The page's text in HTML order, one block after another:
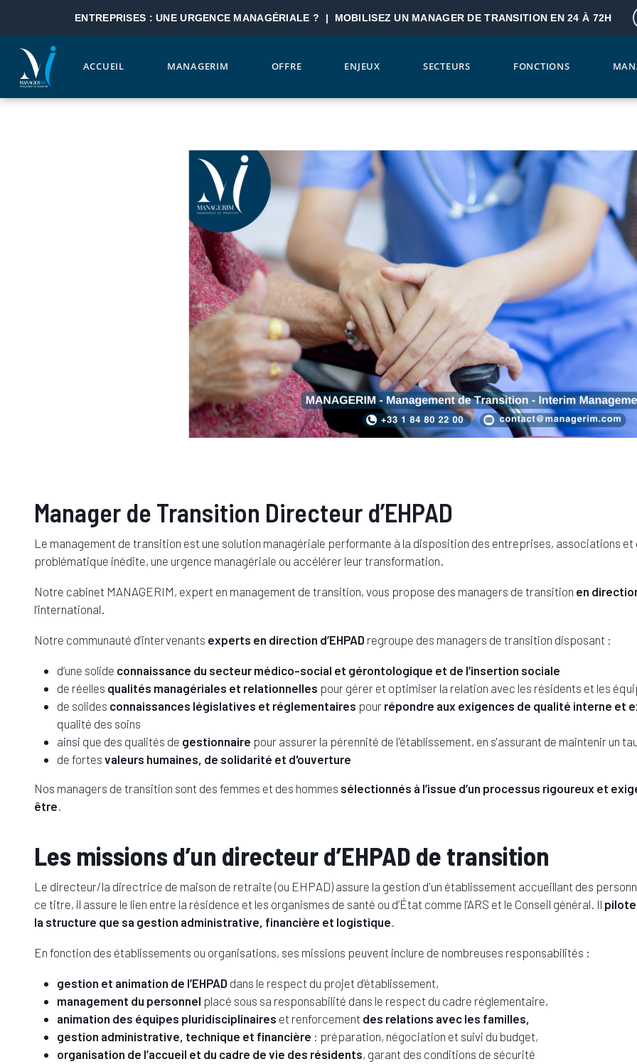
ENTREPRISES : UNE URGENCE MANAGÉRIALE ? | MOBILISEZ UN MANAGER DE TRANSITION EN 24 À 72H
Aller au contenu principal
ACCUEIL MANAGERIM OFFRE ENJEUX SECTEURS FONCTIONS
Manager de Transition Directeur d’EHPAD
Le management de transition est une solution managériale performante à la disposition des entreprises, associations
problématique inédite, une urgence managériale ou accélérer leur transformation.
Notre cabinet MANAGERIM, expert en management de transition, vous propose des managers de transition en
l’international.
Notre communauté d’intervenants experts en direction d’EHPAD regroupe des managers de transition disposant :
d’une solide connaissance du secteur médico-social et gérontologique et de l’insertion sociale
de réelles qualités managériales et relationnelles pour gérer et optimiser la relation avec les résidents et les
de solides connaissances législatives et réglementaires pour répondre aux exigences de qualité interne et
qualité des soins
ainsi que des qualités de gestionnaire pour assurer la pérennité de l'établissement, en s'assurant de maintenir un
de fortes valeurs humaines, de solidarité et d'ouverture
Nos managers de transition sont des femmes et des hommes sélectionnés à l’issue d’un processus rigoureux et
être.
Les missions d’un directeur d’EHPAD de transition
Le directeur/la directrice de maison de retraite (ou EHPAD) assure la gestion d'un établissement accueillant des
ce titre, il assure le lien entre la résidence et les organismes de santé ou d’État comme l’ARS et le Conseil général. Il pilote
la structure que sa gestion administrative, financière et logistique.
En fonction des établissements ou organisations, ses missions peuvent inclure de nombreuses responsabilités :
gestion et animation de l’EHPAD dans le respect du projet d’établissement,
management du personnel placé sous sa responsabilité dans le respect du cadre réglementaire,
animation des équipes pluridisciplinaires et renforcement des relations avec les familles,
gestion administrative, technique et financière : préparation, négociation et suivi du budget,
organisation de l’accueil et du cadre de vie des résidents, garant des conditions de sécurité